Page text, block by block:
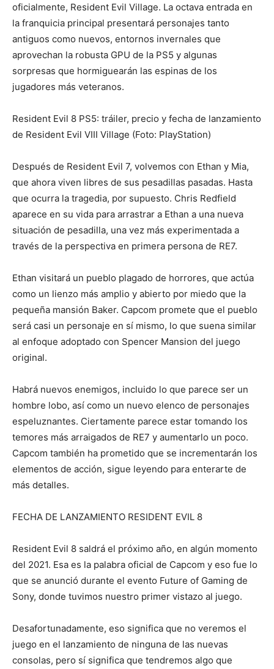
oficialmente, Resident Evil Village. La octava entrada en
la franquicia principal presentará personajes tanto
antiguos como nuevos, entornos invernales que
aprovechan la robusta GPU de la PS5 y algunas
sorpresas que hormiguearán las espinas de los
jugadores más veteranos.
Resident Evil 8 PS5: tráiler, precio y fecha de lanzamiento
de Resident Evil VIII Village (Foto: PlayStation)
Después de Resident Evil 7, volvemos con Ethan y Mia,
que ahora viven libres de sus pesadillas pasadas. Hasta
que ocurra la tragedia, por supuesto. Chris Redfield
aparece en su vida para arrastrar a Ethan a una nueva
situación de pesadilla, una vez más experimentada a
través de la perspectiva en primera persona de RE7.
Ethan visitará un pueblo plagado de horrores, que actúa
como un lienzo más amplio y abierto por miedo que la
pequeña mansión Baker. Capcom promete que el pueblo
será casi un personaje en sí mismo, lo que suena similar
al enfoque adoptado con Spencer Mansion del juego
original.
Habrá nuevos enemigos, incluido lo que parece ser un
hombre lobo, así como un nuevo elenco de personajes
espeluznantes. Ciertamente parece estar tomando los
temores más arraigados de RE7 y aumentarlo un poco.
Capcom también ha prometido que se incrementarán los
elementos de acción, sigue leyendo para enterarte de
más detalles.
FECHA DE LANZAMIENTO RESIDENT EVIL 8
Resident Evil 8 saldrá el próximo año, en algún momento
del 2021. Esa es la palabra oficial de Capcom y eso fue lo
que se anunció durante el evento Future of Gaming de
Sony, donde tuvimos nuestro primer vistazo al juego.
Desafortunadamente, eso significa que no veremos el
juego en el lanzamiento de ninguna de las nuevas
consolas, pero sí significa que tendremos algo que